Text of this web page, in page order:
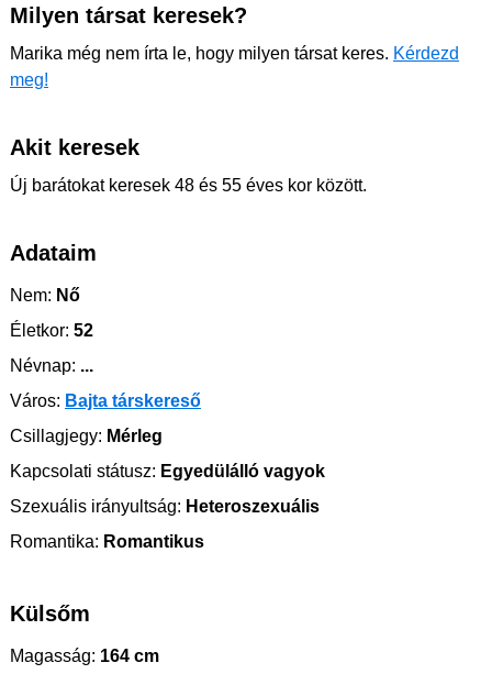
Milyen társat keresek?
Marika még nem írta le, hogy milyen társat keres. Kérdezd
meg!
Akit keresek
Új barátokat keresek 48 és 55 éves kor között.
Adataim
Nem: Nő
Életkor: 52
Névnap: ...
Város: Bajta társkereső
Csillagjegy: Mérleg
Kapcsolati státusz: Egyedülálló vagyok
Szexuális irányultság: Heteroszexuális
Romantika: Romantikus
Külsőm
Magasság: 164 cm